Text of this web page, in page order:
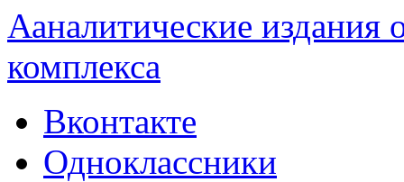
Ааналитические
комплекса
Вконтакте
Одноклассники